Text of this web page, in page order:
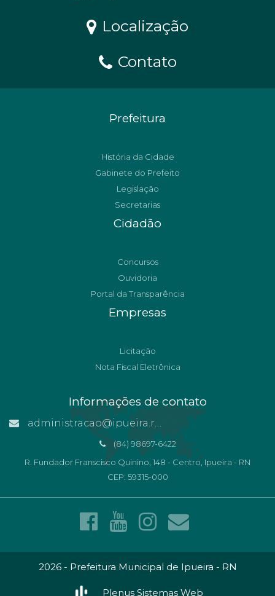
Localização
Contato
Prefeitura
História da Cidade
Gabinete do Prefeito
Legislação
Secretarias
Cidadão
Concursos
Ouvidoria
Portal da Transparência
Empresas
Licitação
Nota Fiscal Eletrônica
Informações de contato
administracao@ipueira.rn.gov.br
(84) 98697-6422
R. Fundador Franscisco Quinino, 148 - Centro, Ipueira - RN
CEP: 59315-000
2026 - Prefeitura Municipal de Ipueira - RN
Plenus Sistemas Web